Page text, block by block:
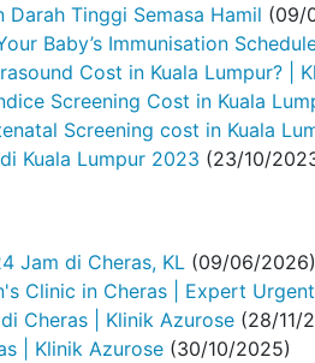
Darah Tinggi Semasa Hamil (09/
Baby’s Immunisation
Cost in Kuala Lumpur? |
Screening Cost in Kuala
Screening cost in Kuala
Kuala Lumpur 2023 (23/10/
Jam di Cheras, KL (09/06/2026)
Clinic in Cheras | Expert
Cheras | Klinik Azurose (28/11/
| Klinik Azurose (30/10/2025)